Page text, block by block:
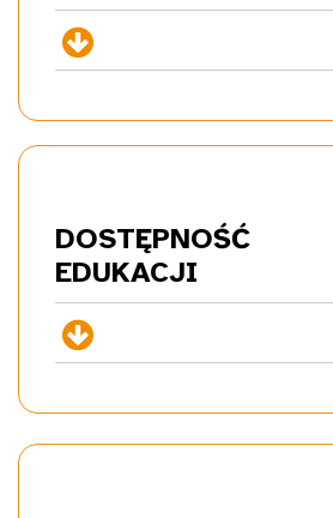
+
DOSTĘPNOŚĆ
EDUKACJI
+